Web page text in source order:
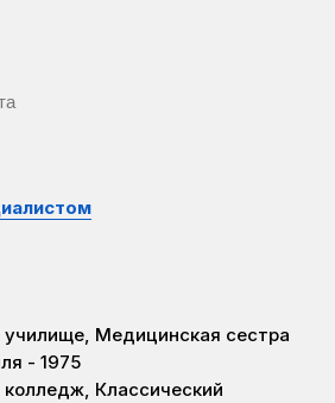
Медицинская сестра
- 1975
Классический